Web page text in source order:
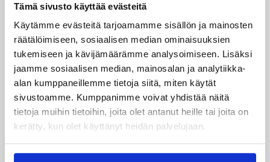
Tämä sivusto käyttää evästeitä
Käytämme evästeitä tarjoamamme sisällön ja mainosten
räätälöimiseen, sosiaalisen median ominaisuuksien
tukemiseen ja kävijämäärämme analysoimiseen. Lisäksi
jaamme sosiaalisen median, mainosalan ja analytiikka-
alan kumppaneillemme tietoja siitä, miten käytät
sivustoamme. Kumppanimme voivat yhdistää näitä
tietoja muihin tietoihin, joita olet antanut heille tai joita on
kerätty, kun olet käyttänyt heidän palvelujaan.
Renaldo Major
Sami Lehtoranta
Teemu Rannikko
Todd Brown
Kategoriat
Korisliiga Pääjuttu Sarjat